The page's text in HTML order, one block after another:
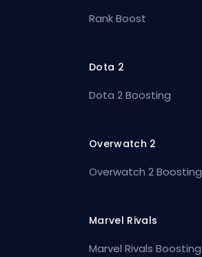
Rank Boost
Dota 2
Dota 2 Boosting
Overwatch 2
Overwatch 2 Boosting
Marvel Rivals
Marvel Rivals Boosting